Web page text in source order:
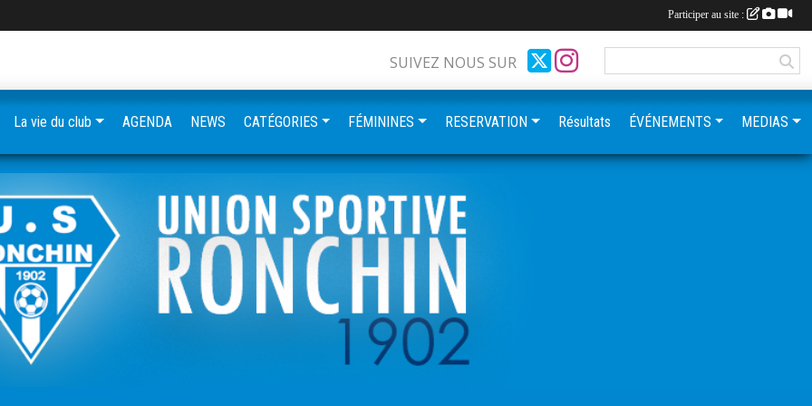
SUIVEZ NOUS SUR
La vie du club AGENDA NEWS CATÉGORIES FÉMININES RESERVATION Résultats ÉVÉNEMENTS MEDIAS
Participer au site :